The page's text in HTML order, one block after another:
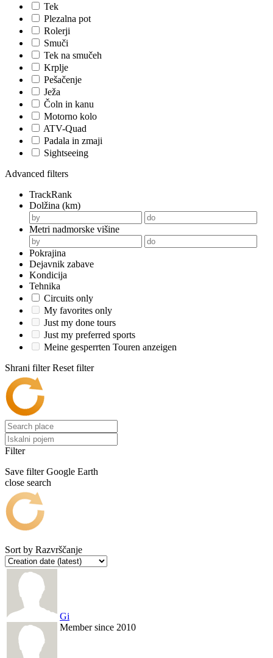
Tek
Plezalna pot
Rolerji
Smuči
Tek na smučeh
Krplje
Pešačenje
Ježa
Čoln in kanu
Motorno kolo
ATV-Quad
Padala in zmaji
Sightseeing
Advanced filters
TrackRank
Dolžina (km)
Metri nadmorske višine
Pokrajina
Dejavnik zabave
Kondicija
Tehnika
Circuits only
My favorites only
Just my done tours
Just my preferred sports
Meine gesperrten Touren anzeigen
Shrani filter Reset filter
Filter
Save filter Google Earth
close search
Sort by Razvrščanje
Gi
Member since 2010